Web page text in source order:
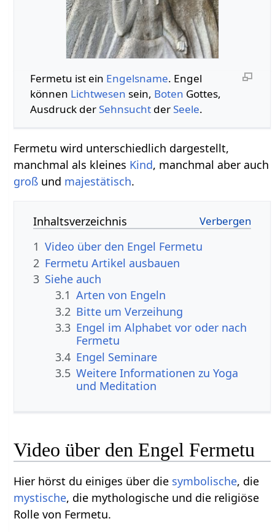
Fermetu ist ein Engelsname. Engel
können Lichtwesen sein, Boten Gottes,
Ausdruck der Sehnsuchtder Seele.
Fermetu wird unterschiedlich dargestellt,
manchmal als kleines Kind, manchmal aber auch
groß und majestätisch.
Inhaltsverzeichnis
1 Video über den Engel Fermetu
2 Fermetu Artikel ausbauen
3 Siehe auch
3.1 Arten von Engeln
3.2 Bitte um Verzeihung
3.3 Engel im Alphabet vor oder nach
Fermetu
3.4 Engel Seminare
3.5 Weitere Informationen zu Yoga
und Meditation
Video über den Engel Fermetu
Hier hörst du einiges über die symbolische, die
mystische, die mythologische und die religiöse
Rolle von Fermetu.